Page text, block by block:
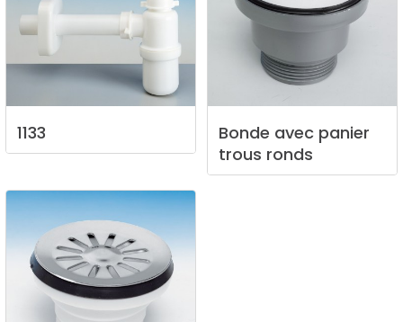
1133 Bonde avec panier
trous ronds